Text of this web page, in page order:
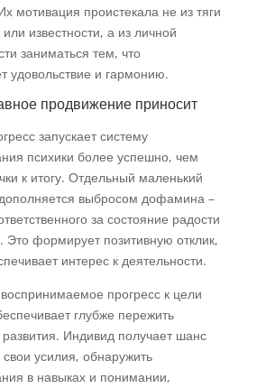
мотивация проистекала не из тяги
известности, а из личной
заниматься тем, что
удовольствие и гармонию.
продвижение приносит
запускает систему
психики более успешно, чем
к итогу. Отдельный маленький
выбросом дофамина –
за состояние радости
Это формирует позитивную отклик,
интерес к деятельности.
прогресс к цели
глубже пережить
Индивид получает шанс
свои усилия, обнаружить
в навыках и понимании,